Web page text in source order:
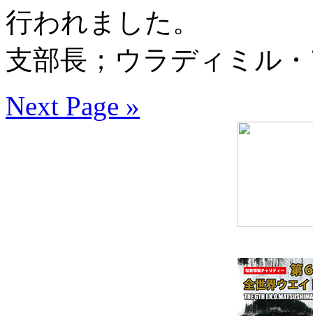
行われました。
支部長；ウラディミル
Next Page »